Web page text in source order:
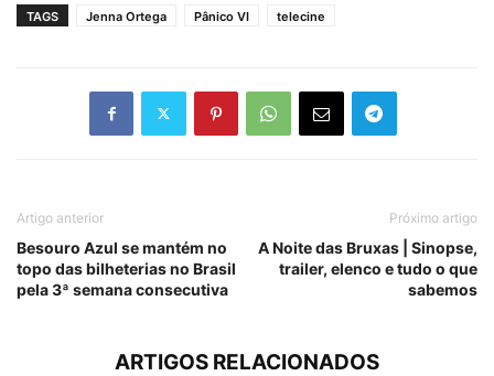
TAGS Jenna Ortega Pânico VI telecine
Artigo anterior
Besouro Azul se mantém no
topo das bilheterias no Brasil
pela 3ª semana consecutiva
Próximo artigo
A Noite das Bruxas | Sinopse,
trailer, elenco e tudo o que
sabemos
ARTIGOS RELACIONADOS